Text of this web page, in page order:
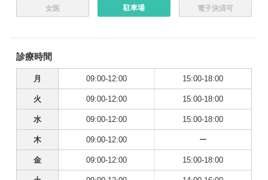
女医 駐車場 電子決済可
診療時間
月 09:00-12:00 15:00-18:00
火 09:00-12:00 15:00-18:00
水 09:00-12:00 15:00-18:00
木 09:00-12:00 ー
金 09:00-12:00 15:00-18:00